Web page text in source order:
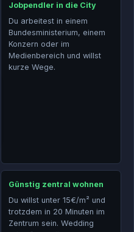
Jobpendler in die City
Du arbeitest in einem
Bundesministerium, einem
Konzern oder im
Medienbereich und willst
kurze Wege.
Günstig zentral wohnen
Du willst unter 15€/m² und
trotzdem in 20 Minuten im
Zentrum sein. Wedding